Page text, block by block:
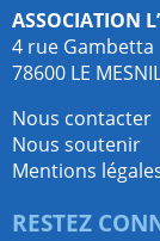
Association
4 rue Gambetta
78600 LE
Nous contacter
Nous soutenir
Mentions
RESTEZ